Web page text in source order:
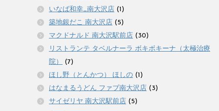
いなば和幸_南大沢店 (1)
築地銀だこ 南大沢店 (5)
マクドナルド 南大沢駅前店 (30)
リストランテ タベルナーラ ボキボキーナ（太極治療
院）
(7)
ほし野（とんかつ） ほしの (1)
はなまるうどん ファブ南大沢店 (3)
サイゼリヤ 南大沢駅前店 (5)